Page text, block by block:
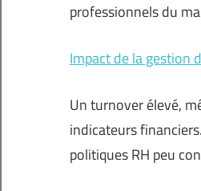
professionnels du
Impact de la gestion
Un turnover élevé,
indicateurs
politiques RH peu